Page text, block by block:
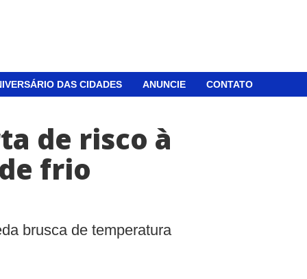
DAS CIDADES ANUNCIE CONTATO
de risco à
frio
brusca de temperatura